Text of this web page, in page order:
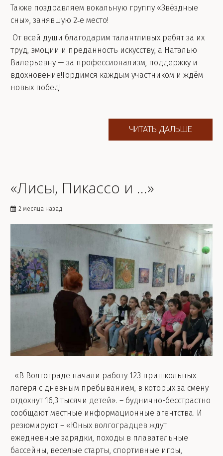
Также поздравляем вокальную группу «Звёздные
сны», занявшую 2‑е место!
От всей души благодарим талантливых ребят за их
труд, эмоции и преданность искусству, а Наталью
Валерьевну — за профессионализм, поддержку и
вдохновение!Гордимся каждым участником и ждём
новых побед!
ЧИТАТЬ ДАЛЬШЕ
«Лисы, Пикассо и ...»
2 месяца назад
«В Волгограде начали работу 123 пришкольных
лагеря с дневным пребыванием, в которых за смену
отдохнут 16,3 тысячи детей». – буднично-бесстрастно
сообщают местные информационные агентства. И
резюмируют – «Юных волгоградцев ждут
ежедневные зарядки, походы в плавательные
бассейны, веселые старты, спортивные игры,